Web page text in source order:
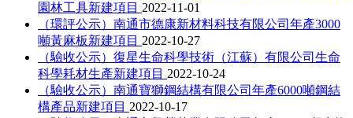
園林工具新建項目 2022-11-01
（環評公示）南通市德康新材料科技有限公司年產3000
噸黃麻板新建項目 2022-10-27
（驗收公示）復星生命科學技術（江蘇）有限公司生命
科學耗材生產新建項目 2022-10-24
（驗收公示）南通寶獅鋼結構有限公司年產6000噸鋼結
構產品新建項目 2022-10-17